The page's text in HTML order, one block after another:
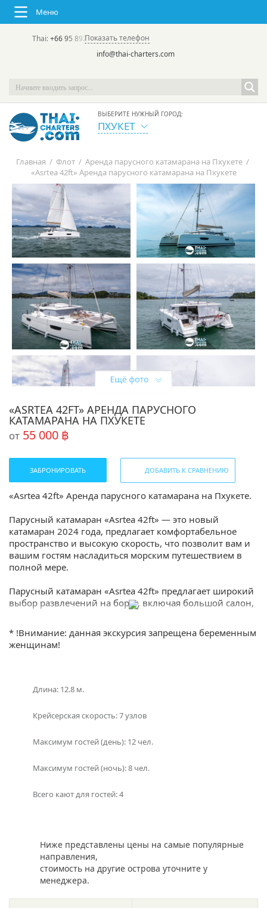
Меню
Thai:+66 95 892 7646(rus/eng) | в России:
Показать телефон
info@thai-charters.com
ВЫБЕРИТЕ НУЖНЫЙ ГОРОД:
ПХУКЕТ
Главная / Флот / Аренда парусного катамарана на Пхукете /
«Asrtea 42ft» Аренда парусного катамарана на Пхукете
«ASRTEA 42FT» АРЕНДА ПАРУСНОГО
КАТАМАРАНА НА ПХУКЕТЕ
от 55 000 ฿
ЗАБРОНИРОВАТЬ ДОБАВИТЬ К СРАВНЕНИЮ
«Asrtea 42ft» Аренда парусного катамарана на Пхукете.
Парусный катамаран «Asrtea 42ft» — это новый
катамаран 2024 года, предлагает комфортабельное
пространство и высокую скорость, что позволит вам и
вашим гостям насладиться морским путешествием в
полной мере.
Парусный катамаран «Asrtea 42ft» предлагает широкий
выбор развлечений на борту, включая большой салон,
для водных видов спорта. Вы можете провести день,
исследуя красивые бухты и пляжи Пхукета, или
отправиться в захватывающее морское приключение
Аренда катамарана «Asrtea 42ft» на Пхукете включает в
обеспечит вам безопасность и комфорт на протяжении
всего вашего путешествия. Вы также можете выбрать
круизы или организацию праздничных мероприятий.
Не упустите возможность арендовать катамаран «Asrtea
воспоминания о вашем отдыхе в Таиланде. Обратитесь
путешествия.
Если у вас остался вопрос “Какое направление выбрать
с Пхукета?” , то в подборе экскурсии вам поможет наш
фотогалерея
островов!
* !Внимание: данная экскурсия запрещена беременным
женщинам!
Длина: 12.8 м.
Крейсерская скорость: 7 узлов
Максимум гостей (день): 12 чел.
Максимум гостей (ночь): 8 чел.
Всего кают для гостей: 4
Ниже представлены цены на самые популярные
направления,
стоимость на другие острова уточните у
менеджера.